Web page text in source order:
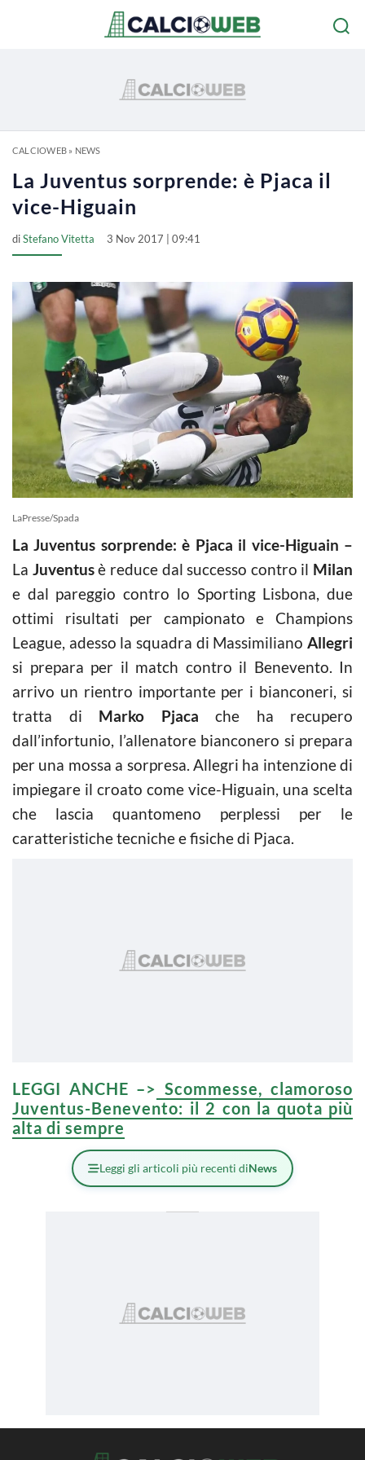
CALCIOWEB» NEWS
La Juventus sorprende: è Pjaca il
vice-Higuain
diStefano Vitetta 3 Nov 2017 | 09:41
LaPresse/Spada
La Juventus sorprende: è Pjaca il vice-Higuain –
La Juventusè reduce dal successo contro il Milan
e dal pareggio contro lo Sporting Lisbona, due
ottimi risultati per campionato e Champions
League, adesso la squadra di Massimiliano Allegri
si prepara per il match contro il Benevento. In
arrivo un rientro importante per i bianconeri, si
tratta di Marko Pjaca che ha recupero
dall’infortunio, l’allenatore bianconero si prepara
per una mossa a sorpresa. Allegri ha intenzione di
impiegare il croato come vice-Higuain, una scelta
che lascia quantomeno perplessi per le
caratteristiche tecniche e fisiche di Pjaca.
LEGGI ANCHE –> Scommesse, clamoroso
Juventus-Benevento: il 2 con la quota più
alta di sempre
Leggi gli articoli più recenti diNews